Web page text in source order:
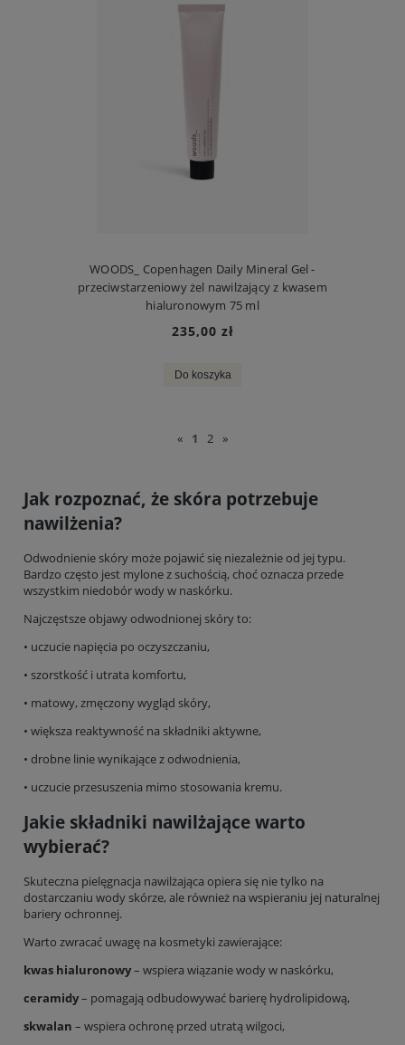
WOODS_ Copenhagen Daily Mineral Gel -
przeciwstarzeniowy żel nawilżający z kwasem
hialuronowym 75 ml
235,00 zł
Do koszyka
« 1 2 »
Jak rozpoznać, że skóra potrzebuje
nawilżenia?
Odwodnienie skóry może pojawić się niezależnie od jej typu.
Bardzo często jest mylone z suchością, choć oznacza przede
wszystkim niedobór wody w naskórku.
Najczęstsze objawy odwodnionej skóry to:
• uczucie napięcia po oczyszczaniu,
• szorstkość i utrata komfortu,
• matowy, zmęczony wygląd skóry,
• większa reaktywność na składniki aktywne,
• drobne linie wynikające z odwodnienia,
• uczucie przesuszenia mimo stosowania kremu.
Jakie składniki nawilżające warto
wybierać?
Skuteczna pielęgnacja nawilżająca opiera się nie tylko na
dostarczaniu wody skórze, ale również na wspieraniu jej naturalnej
bariery ochronnej.
Warto zwracać uwagę na kosmetyki zawierające:
kwas hialuronowy– wspiera wiązanie wody w naskórku,
ceramidy– pomagają odbudowywać barierę hydrolipidową,
skwalan – wspiera ochronę przed utratą wilgoci,